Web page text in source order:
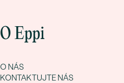
O Eppi
O NÁS
KONTAKTUJTE NÁS